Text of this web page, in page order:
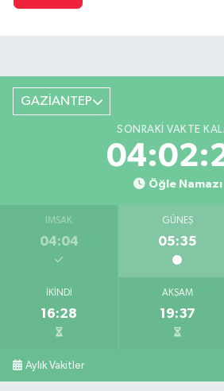
GAZİANTEP
SONRAKI VAKTE
Öğle Namazı
İMSAK
04:04
GÜNEŞ
05:35
İKINDI
16:28
AKŞAM
19:37
Aylık Vakitler